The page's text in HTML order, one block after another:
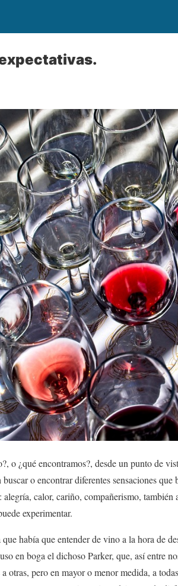
o ¿qué encontramos?, desde un punto de
o encontrar diferentes sensaciones
alegría, calor, cariño, compañerismo,
experimentar.
había que entender de vino a la hora de
en boga el dichoso Parker, que, así entre
otras, pero en mayor o menor medida, a